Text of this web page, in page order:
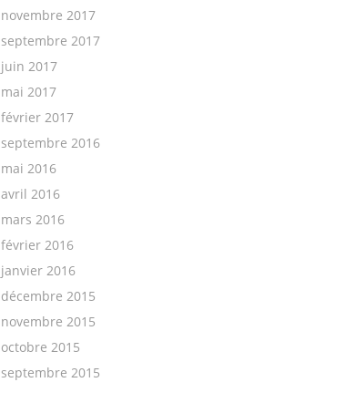
novembre 2017
septembre 2017
juin 2017
mai 2017
février 2017
septembre 2016
mai 2016
avril 2016
mars 2016
février 2016
janvier 2016
décembre 2015
novembre 2015
octobre 2015
septembre 2015